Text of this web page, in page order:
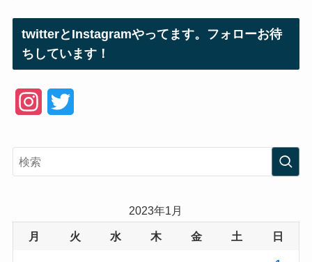
twitterとInstagramやってます。フォローお待
ちしています！
e
2023年1月
月 火 水 木 金 土 日